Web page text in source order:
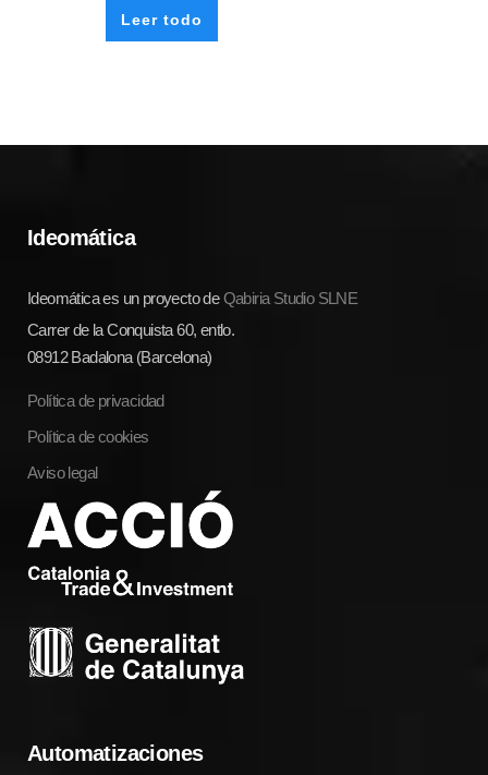
Leer todo
Ideomática
Ideomática es un proyecto deQabiria Studio SLNE
Carrer de la Conquista 60, entlo.
08912 Badalona (Barcelona)
Política de privacidad
Política de cookies
Aviso legal
Automatizaciones